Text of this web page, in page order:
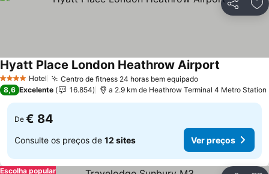
Partilhar
4 EstrelasHotel Centro de fitness 24 horas bem equipadoVer preços
Hyatt Place London Heathrow Airport
8,6 Excelente 16.854 a 2.9 km de Heathrow Terminal 4 Metro Station
De € 84
Consulte os preços de 12 sites Ver preços
Escolha popular